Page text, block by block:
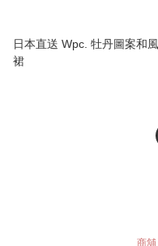
日本直送 Wpc. 牡丹圖案和
裙
商舖